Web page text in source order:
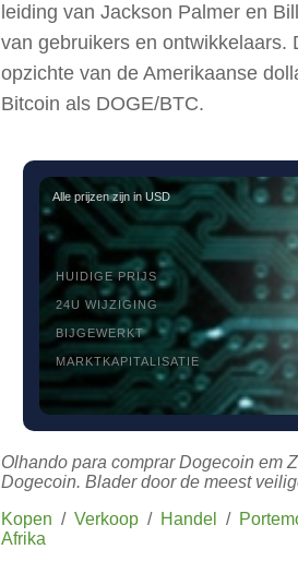
leiding van Jackson Palmer en
van gebruikers en ontwikkelaars.
opzichte van de Amerikaanse
Bitcoin als DOGE/BTC.
Alle prijzen zijn in USD
HUIDIGE PRIJS
24U WIJZIGING
BIJGEWERKT
MARKTKAPITALISATIE
Olhando para comprar Dogecoin em
Dogecoin. Blader door de meest
Kopen / Verkoop / Handel /
Afrika